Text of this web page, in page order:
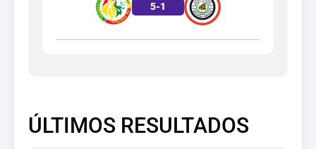
5-1
ÚLTIMOS RESULTADOS